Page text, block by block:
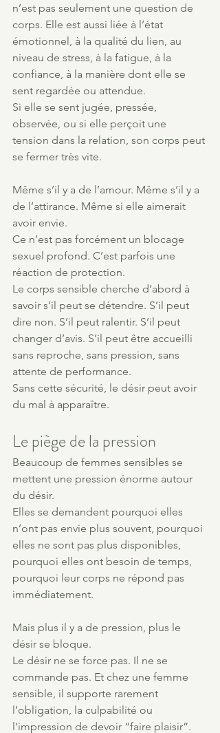
n’est pas seulement une question de
corps. Elle est aussi liée à l’état
émotionnel, à la qualité du lien, au
niveau de stress, à la fatigue, à la
confiance, à la manière dont elle se
sent regardée ou attendue.
Si elle se sent jugée, pressée,
observée, ou si elle perçoit une
tension dans la relation, son corps peut
se fermer très vite.
Même s’il y a de l’amour. Même s’il y a
de l’attirance. Même si elle aimerait
avoir envie.
Ce n’est pas forcément un blocage
sexuel profond. C’est parfois une
réaction de protection.
Le corps sensible cherche d’abord à
savoir s’il peut se détendre. S’il peut
dire non. S’il peut ralentir. S’il peut
changer d’avis. S’il peut être accueilli
sans reproche, sans pression, sans
attente de performance.
Sans cette sécurité, le désir peut avoir
du mal à apparaître.
Le piège de la pression
Beaucoup de femmes sensibles se
mettent une pression énorme autour
du désir.
Elles se demandent pourquoi elles
n’ont pas envie plus souvent, pourquoi
elles ne sont pas plus disponibles,
pourquoi elles ont besoin de temps,
pourquoi leur corps ne répond pas
immédiatement.
Mais plus il y a de pression, plus le
désir se bloque.
Le désir ne se force pas. Il ne se
commande pas. Et chez une femme
sensible, il supporte rarement
l’obligation, la culpabilité ou
l’impression de devoir “faire plaisir”.